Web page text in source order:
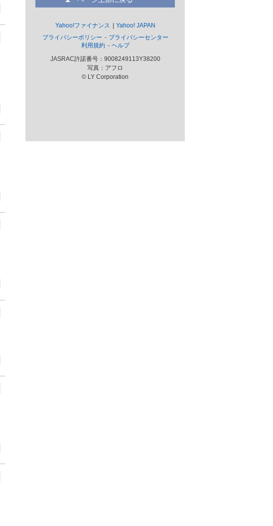
Yahoo!ファイナンス
Yahoo! JAPAN
プライバシーポリシー
プライバシーセンター
利用規約
ヘルプ
JASRAC許諾番号：9008249113Y38200
写真：アフロ
© LY Corporation